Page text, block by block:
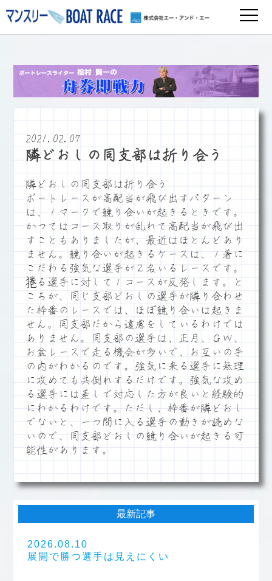
2021.02.07
隣どおしの同支部は折り合う
隣どおしの同支部は折り合う
ボートレースが高配当が飛び出すパターン
は、１マークで競り合いが起きるときです。
かつてはコース取りが乱れて高配当が飛び出
すこともありましたが、最近はほとんどあり
ません。競り合いが起きるケースは、１着に
こだわる強気な選手が２名いるレースです。
捲る選手に対して１コースが反発します。と
ころが、同じ支部どおしの選手が隣り合わせ
た枠番のレースでは、ほぼ競り合いは起きま
せん。同支部だから遠慮をしているわけでは
ありません。同支部の選手は、正月、ＧＷ、
お盆レースで走る機会が多いで、お互いの手
の内がわかるのです。強気に来る選手に無理
に攻めても共倒れするだけです。強気な攻め
る選手には差しで対応した方が良いと経験的
にわかるわけです。ただし、枠番が隣どおし
でないと、一つ間に入る選手の動きが読めな
いので、同支部どおしの競り合いが起きる可
能性があります。
最新記事
2026.08.10
展開で勝つ選手は見えにくい